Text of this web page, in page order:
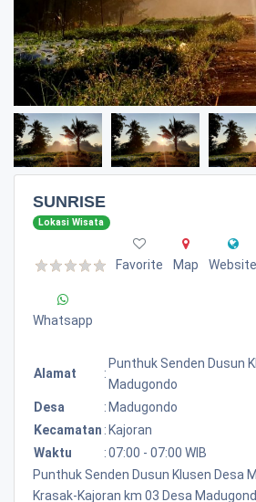
SUNRISE
Lokasi Wisata
Favorite Map Website
Whatsapp
Alamat :
Punthuk Senden Dusun
Madugondo
Desa
: Madugondo
Kecamatan : Kajoran
Waktu
:07:00 - 07:00 WIB
Punthuk Senden Dusun Klusen Desa
Krasak-Kajoran km 03 Desa